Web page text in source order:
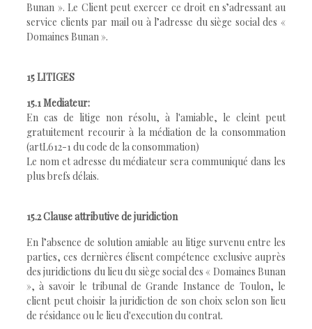
Bunan ». Le Client peut exercer ce droit en s’adressant au
service clients par mail ou à l’adresse du siège social des «
Domaines Bunan ».
15 LITIGES
15.1 Mediateur:
En cas de litige non résolu, à l'amiable, le cleint peut
gratuitement recourir à la médiation de la consommation
(artL612-1 du code de la consommation)
Le nom et adresse du médiateur sera communiqué dans les
plus brefs délais.
15.2 Clause attributive de juridiction
En l’absence de solution amiable au litige survenu entre les
parties, ces dernières élisent compétence exclusive auprès
des juridictions du lieu du siège social des « Domaines Bunan
», à savoir le tribunal de Grande Instance de Toulon, le
client peut choisir la juridiction de son choix selon son lieu
de résidance ou le lieu d'execution du contrat.